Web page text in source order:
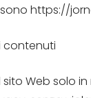
https://
contenuti
Web solo